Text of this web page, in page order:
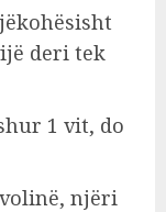
deri tek
1 vit, do
njëri